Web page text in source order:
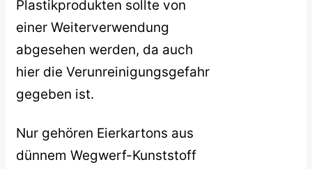
Plastikprodukten sollte von
einer Weiterverwendung
abgesehen werden, da auch
hier die Verunreinigungsgefahr
gegeben ist.
Nur gehören Eierkartons aus
dünnem Wegwerf-Kunststoff